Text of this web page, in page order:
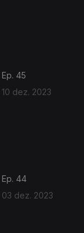
Ep. 45
10 dez. 2023
Ep. 44
03 dez. 2023